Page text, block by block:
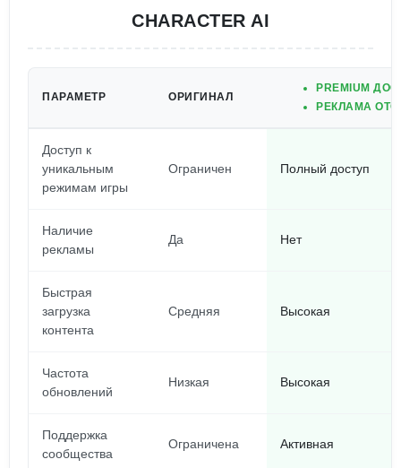
CHARACTER AI
ПАРАМЕТР ОРИГИНАЛ
PREMIUM
РЕКЛАМА
Доступ к
уникальным
режимам игры
Ограничен Полный доступ
Наличие
рекламы
Да Нет
Быстрая
загрузка
контента
Средняя Высокая
Частота
обновлений
Низкая Высокая
Поддержка
сообщества
Ограничена Активная